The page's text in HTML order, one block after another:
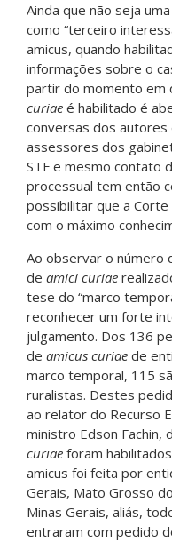
Ainda que não seja
como “terceiro
amicus, quando
informações sobre o
partir do momento em
curiae é habilitado é
conversas dos
assessores dos
STF e mesmo contato
processual tem então
possibilitar que a
com o máximo
Ao observar o número
de amici curiae
tese do “marco
reconhecer um forte
julgamento. Dos 136
de amicus curiae de
marco temporal, 115
ruralistas. Destes
ao relator do Recurso
ministro Edson Fachin,
curiae foram
amicus foi feita por
Gerais, Mato Grosso
Minas Gerais, aliás,
entraram com pedido